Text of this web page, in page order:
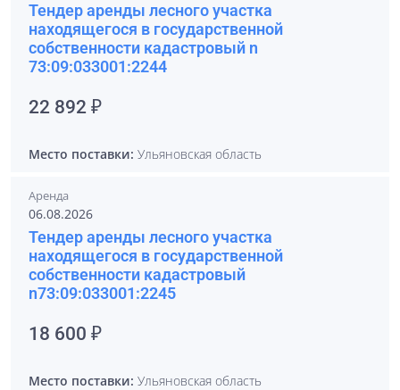
Тендер аренды лесного участка
находящегося в государственной
собственности кадастровый n
73:09:033001:2244
22 892 ₽
Место поставки: Ульяновская область
Аренда
06.08.2026
Тендер аренды лесного участка
находящегося в государственной
собственности кадастровый
n73:09:033001:2245
18 600 ₽
Место поставки: Ульяновская область